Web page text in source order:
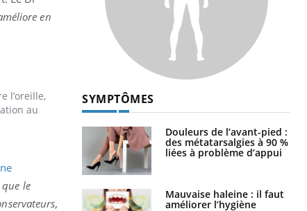
en
l’oreille,
au
le
SYMPTÔMES
Douleurs de l’avant-pied :
des métatarsalgies à 90 %
liées à problème d’appui
Mauvaise haleine : il faut
améliorer l’hygiène